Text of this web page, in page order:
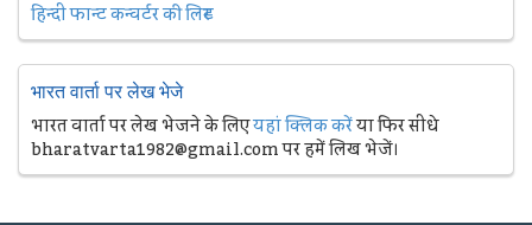
हिन्दी फान्ट कन्वर्टर की लिस्ट
भारत वार्ता पर लेख भेजे
भारत वार्ता पर लेख भेजने के लिएयहां क्लिक करेंया फिर सीधे
bharatvarta1982@gmail.com पर हमें लिख भेजें।